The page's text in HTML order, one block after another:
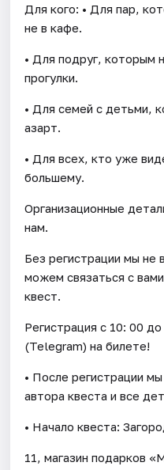
Для кого: • Для пар,
не в кафе.
• Для подруг, которым
прогулки.
• Для семей с детьми,
азарт.
• Для всех, кто уже
большему.
Организационные
нам.
Без регистрации мы не
можем связаться с
квест.
Регистрация с 10: 00
(Telegram) на билете!
• После регистрации
автора квеста и все
• Начало квеста:
11, магазин подарков